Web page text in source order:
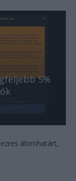
5%
álomhatárt,